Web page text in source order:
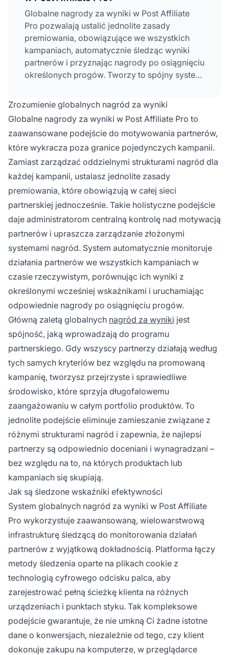
Globalne nagrody za wyniki w Post Affiliate
Pro pozwalają ustalić jednolite zasady
premiowania, obowiązujące we wszystkich
kampaniach, automatycznie śledząc wyniki
partnerów i przyznając nagrody po osiągnięciu
określonych progów. Tworzy to spójny system
lepszych wyników w całej Twojej sieci.
Zrozumienie globalnych nagród za wyniki
Globalne nagrody za wyniki w Post Affiliate Pro to
zaawansowane podejście do motywowania partnerów,
które wykracza poza granice pojedynczych kampanii.
Zamiast zarządzać oddzielnymi strukturami nagród dla
każdej kampanii, ustalasz jednolite zasady
premiowania, które obowiązują w całej sieci
partnerskiej jednocześnie. Takie holistyczne podejście
daje administratorom centralną kontrolę nad motywacją
partnerów i upraszcza zarządzanie złożonymi
systemami nagród. System automatycznie monitoruje
działania partnerów we wszystkich kampaniach w
czasie rzeczywistym, porównując ich wyniki z
określonymi wcześniej wskaźnikami i uruchamiając
odpowiednie nagrody po osiągnięciu progów.
Główną zaletą globalnych nagród za wyniki jest
spójność, jaką wprowadzają do programu
partnerskiego. Gdy wszyscy partnerzy działają według
tych samych kryteriów bez względu na promowaną
kampanię, tworzysz przejrzyste i sprawiedliwe
środowisko, które sprzyja długofalowemu
zaangażowaniu w całym portfolio produktów. To
jednolite podejście eliminuje zamieszanie związane z
różnymi strukturami nagród i zapewnia, że najlepsi
partnerzy są odpowiednio doceniani i wynagradzani –
bez względu na to, na których produktach lub
kampaniach się skupiają.
Jak są śledzone wskaźniki efektywności
System globalnych nagród za wyniki w Post Affiliate
Pro wykorzystuje zaawansowaną, wielowarstwową
infrastrukturę śledzącą do monitorowania działań
partnerów z wyjątkową dokładnością. Platforma łączy
metody śledzenia oparte na plikach cookie z
technologią cyfrowego odcisku palca, aby
zarejestrować pełną ścieżkę klienta na różnych
urządzeniach i punktach styku. Tak kompleksowe
podejście gwarantuje, że nie umkną Ci żadne istotne
dane o konwersjach, niezależnie od tego, czy klient
dokonuje zakupu na komputerze, w przeglądarce